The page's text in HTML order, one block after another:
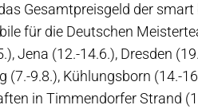
Gesamtpreisgeld der
für die Deutschen
Jena (12.-14.6.), Dresden
(7.-9.8.), Kühlungsborn (14.-
in Timmendorfer Strand